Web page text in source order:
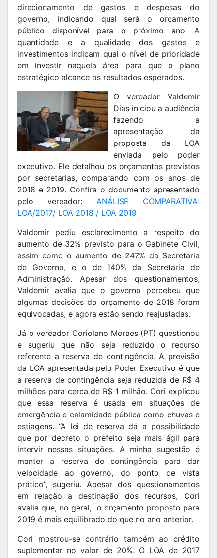
direcionamento de gastos e despesas do
governo, indicando qual será o orçamento
público disponível para o próximo ano. A
quantidade e a qualidade dos gastos e
investimentos indicam qual o nível de prioridade
em investir naquela área para que o plano
estratégico alcance os resultados esperados.
O vereador Valdemir
Dias iniciou a audiência
fazendo a
apresentação da
proposta da LOA
enviada pelo poder
executivo. Ele detalhou os orçamentos previstos
por secretarias, comparando com os anos de
2018 e 2019. Confira o documento apresentado
pelo vereador: ANÁLISE COMPARATIVA:
LOA/2017/ LOA 2018 / LOA 2019
Valdemir pediu esclarecimento a respeito do
aumento de 32% previsto para o Gabinete Civil,
assim como o aumento de 247% da Secretaria
de Governo, e o de 140% da Secretaria de
Administração. Apesar dos questionamentos,
Valdemir avalia que o governo percebeu que
algumas decisões do orçamento de 2018 foram
equivocadas, e agora estão sendo reajustadas.
Já o vereador Coriolano Moraes (PT) questionou
e sugeriu que não seja reduzido o recurso
referente a reserva de contingência. A previsão
da LOA apresentada pelo Poder Executivo é que
a reserva de contingência seja reduzida de R$ 4
milhões para cerca de R$ 1 milhão. Cori explicou
que essa reserva é usada em situações de
emergência e calamidade pública como chuvas e
estiagens. “A lei de reserva dá a possibilidade
que por decreto o prefeito seja mais ágil para
intervir nessas situações. A minha sugestão é
manter a reserva de contingência para dar
velocidade ao governo, do ponto de vista
prático”, sugeriu. Apesar dos questionamentos
em relação a destinação dos recursos, Cori
avalia que, no geral, o orçamento proposto para
2019 é mais equilibrado do que no ano anterior.
Cori mostrou-se contrário também ao crédito
suplementar no valor de 20%. O LOA de 2017